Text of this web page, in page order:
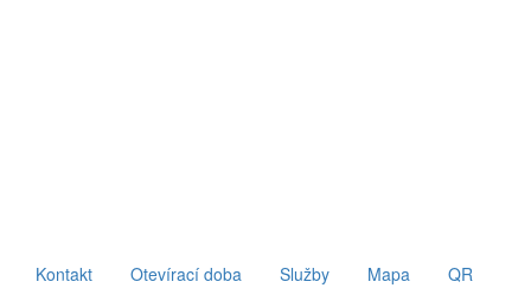
Kontakt Otevírací doba Služby Mapa QR